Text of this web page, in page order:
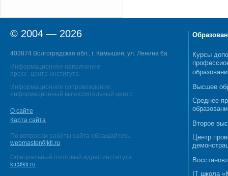
© 2004 — 2026
403874 Волгоградская обл., г. Камышин, ул. Ленина 6а
Информационное наполнение:
пресс–центр института
Информационное сопровождение:
информационный вычислительный центр
О сайте
Карта сайта
По вопросам работы сайта обращайтесь:
webmaster@kti.ru
Официальный почтовый адрес института:
kti@kti.ru
Курсы
Высшее
Среднее
Второе
Центр
IT школа